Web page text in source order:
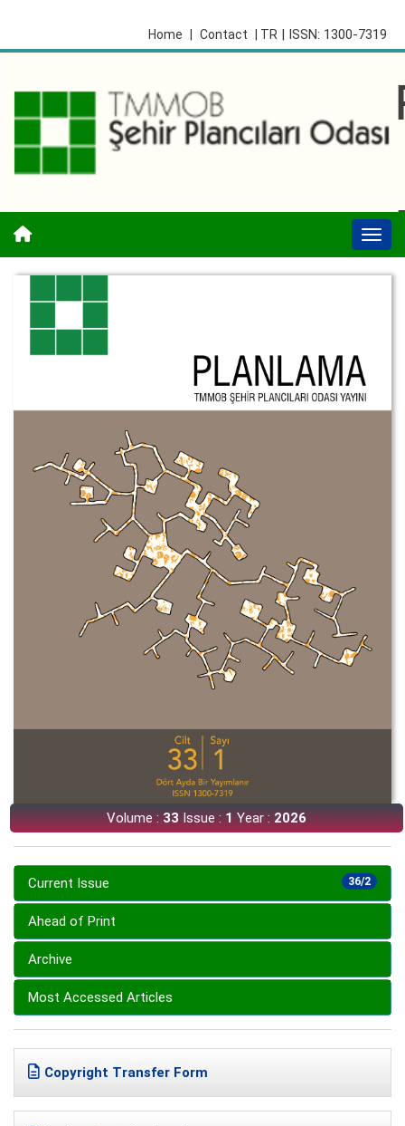
| ISSN: 1300-7319
| TR
Contact
Home
Volume :33Issue :1Year :2026
36/2
Current Issue
Ahead of Print
Archive
Most Accessed Articles
Copyright Transfer Form